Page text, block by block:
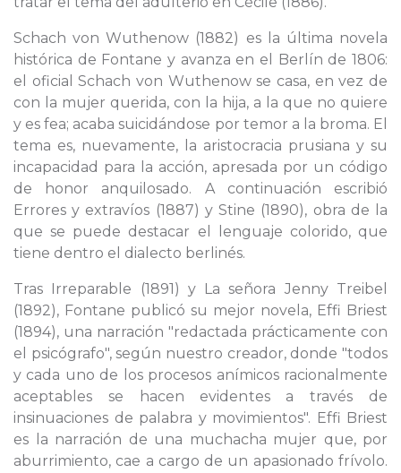
Schach von Wuthenow (1882) es la última novela
histórica de Fontane y avanza en el Berlín de 1806:
el oficial Schach von Wuthenow se casa, en vez de
con la mujer querida, con la hija, a la que no quiere
y es fea; acaba suicidándose por temor a la broma. El
tema es, nuevamente, la aristocracia prusiana y su
incapacidad para la acción, apresada por un código
de honor anquilosado. A continuación escribió
Errores y extravíos (1887) y Stine (1890), obra de la
que se puede destacar el lenguaje colorido, que
tiene dentro el dialecto berlinés.
Tras Irreparable (1891) y La señora Jenny Treibel
(1892), Fontane publicó su mejor novela, Effi Briest
(1894), una narración "redactada prácticamente con
el psicógrafo", según nuestro creador, donde "todos
y cada uno de los procesos anímicos racionalmente
aceptables se hacen evidentes a través de
insinuaciones de palabra y movimientos". Effi Briest
es la narración de una muchacha mujer que, por
aburrimiento, cae a cargo de un apasionado frívolo.